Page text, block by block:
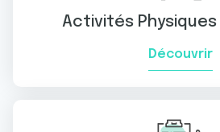
Activités
Découvrir